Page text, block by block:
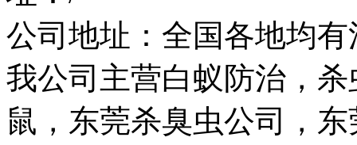
公司地址：全国各地均
我公司主营白蚁防治，
鼠，东莞杀臭虫公司，